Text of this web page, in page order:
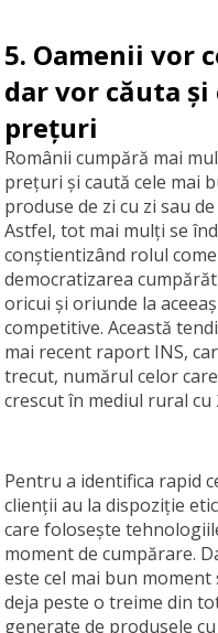
5. Oamenii vor
dar vor căuta și
prețuri
Românii cumpără mai
prețuri și caută cele mai
produse de zi cu zi sau
Astfel, tot mai mulți se
conștientizând rolul
democratizarea
oricui și oriunde la
competitive. Această
mai recent raport INS,
trecut, numărul celor
crescut în mediul rural cu
Pentru a identifica rapid
clienții au la dispoziție
care folosește
moment de cumpărare.
este cel mai bun
deja peste o treime din
generate de produsele